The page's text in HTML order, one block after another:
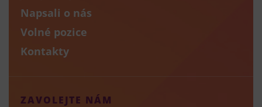
Napsali o nás
Volné pozice
Kontakty
ZAVOLEJTE NÁM